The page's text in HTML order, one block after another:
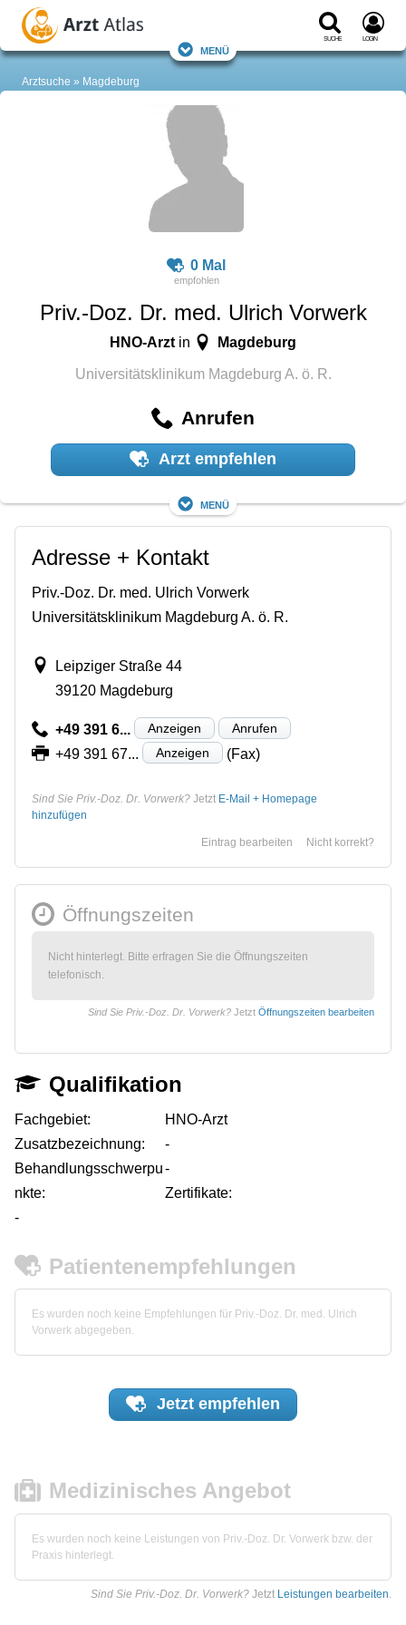
Suche Login
Menü
Arztsuche Magdeburg
0 Mal
Priv.-Doz. Dr. med. Ulrich Vorwerk
HNO-Arzt in Magdeburg
Universitätsklinikum Magdeburg A. ö. R.
Anrufen
Arzt empfehlen
Menü
Adresse + Kontakt
Priv.-Doz. Dr. med. Ulrich Vorwerk
Universitätsklinikum Magdeburg A. ö. R.
Leipziger Straße 44
39120 Magdeburg
+49 391 6... Anzeigen Anrufen
+49 391 67... Anzeigen (Fax)
Sind Sie Priv.-Doz. Dr. Vorwerk? Jetzt E-Mail + Homepage
hinzufügen
Nicht korrekt?
Eintrag bearbeiten
Öffnungszeiten
Nicht hinterlegt. Bitte erfragen Sie die Öffnungszeiten
telefonisch.
Sind Sie Priv.-Doz. Dr. Vorwerk? Jetzt Öffnungszeiten bearbeiten
Qualifikation
Fachgebiet:
HNO-Arzt
Zusatzbezeichnung:
-
Behandlungsschwerpu
nkte:
-
Zertifikate:
-
Patientenempfehlungen
Es wurden noch keine Empfehlungen für Priv.-Doz. Dr. med. Ulrich
Vorwerk abgegeben.
Jetzt empfehlen
Medizinisches Angebot
Es wurden noch keine Leistungen von Priv.-Doz. Dr. Vorwerk bzw. der
Praxis hinterlegt.
Sind Sie Priv.-Doz. Dr. Vorwerk? Jetzt Leistungen bearbeiten.